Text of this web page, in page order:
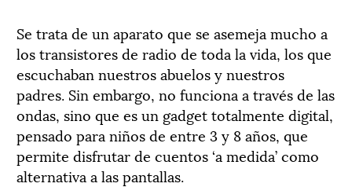
Se trata de un aparato que se asemeja mucho a
los transistores de radio de toda la vida, los que
escuchaban nuestros abuelos y nuestros
padres. Sin embargo, no funciona a través de las
ondas, sino que es un gadget totalmente digital,
pensado para niños de entre 3 y 8 años, que
permite disfrutar de cuentos ‘a medida’ como
alternativa a las pantallas.